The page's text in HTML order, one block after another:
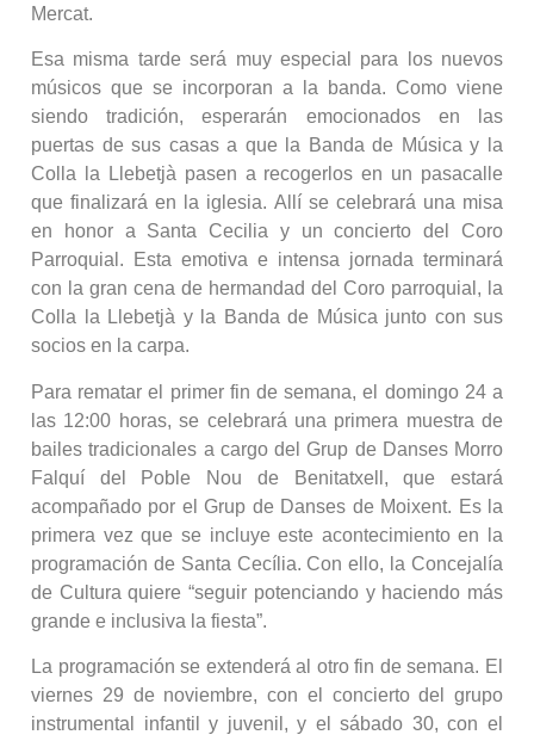
Mercat.
Esa misma tarde será muy especial para los nuevos
músicos que se incorporan a la banda. Como viene
siendo tradición, esperarán emocionados en las
puertas de sus casas a que la Banda de Música y la
Colla la Llebetjà pasen a recogerlos en un pasacalle
que finalizará en la iglesia. Allí se celebrará una misa
en honor a Santa Cecilia y un concierto del Coro
Parroquial. Esta emotiva e intensa jornada terminará
con la gran cena de hermandad del Coro parroquial, la
Colla la Llebetjà y la Banda de Música junto con sus
socios en la carpa.
Para rematar el primer fin de semana, el domingo 24 a
las 12:00 horas, se celebrará una primera muestra de
bailes tradicionales a cargo del Grup de Danses Morro
Falquí del Poble Nou de Benitatxell, que estará
acompañado por el Grup de Danses de Moixent. Es la
primera vez que se incluye este acontecimiento en la
programación de Santa Cecília. Con ello, la Concejalía
de Cultura quiere “seguir potenciando y haciendo más
grande e inclusiva la fiesta”.
La programación se extenderá al otro fin de semana. El
viernes 29 de noviembre, con el concierto del grupo
instrumental infantil y juvenil, y el sábado 30, con el